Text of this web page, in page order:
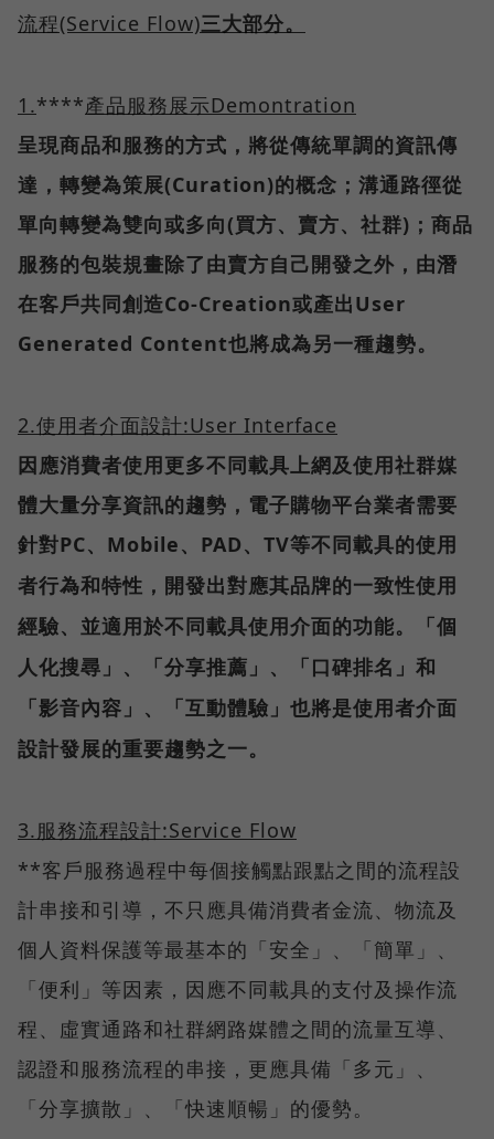
流程(Service Flow)三大部分。
1.****產品服務展示Demontration
呈現商品和服務的方式，將從傳統單調的資訊傳
達，轉變為策展(Curation)的概念；溝通路徑從
單向轉變為雙向或多向(買方、賣方、社群)；商品
服務的包裝規畫除了由賣方自己開發之外，由潛
在客戶共同創造Co-Creation或產出User
Generated Content也將成為另一種趨勢。
2.使用者介面設計:User Interface
因應消費者使用更多不同載具上網及使用社群媒
體大量分享資訊的趨勢，電子購物平台業者需要
針對PC、Mobile、PAD、TV等不同載具的使用
者行為和特性，開發出對應其品牌的一致性使用
經驗、並適用於不同載具使用介面的功能。「個
人化搜尋」、「分享推薦」、「口碑排名」和
「影音內容」、「互動體驗」也將是使用者介面
設計發展的重要趨勢之一。
3.服務流程設計:Service Flow
**客戶服務過程中每個接觸點跟點之間的流程設
計串接和引導，不只應具備消費者金流、物流及
個人資料保護等最基本的「安全」、「簡單」、
「便利」等因素，因應不同載具的支付及操作流
程、虛實通路和社群網路媒體之間的流量互導、
認證和服務流程的串接，更應具備「多元」、
「分享擴散」、「快速順暢」的優勢。